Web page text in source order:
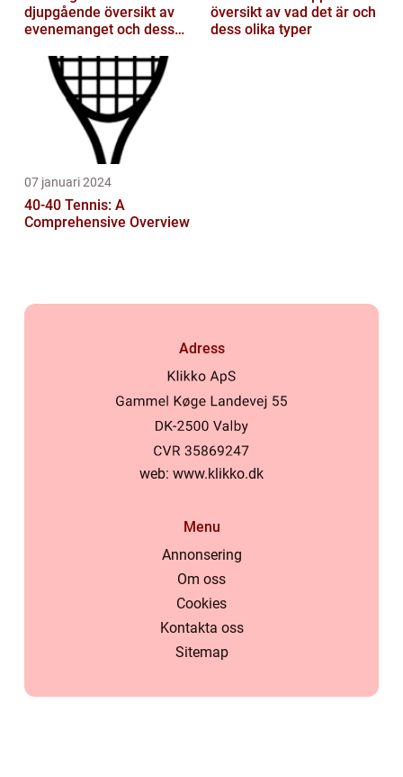
djupgående översikt av
evenemanget och dess
längdskidåkning...
översikt av vad det är och
dess olika typer
07 januari 2024
40-40 Tennis: A
Comprehensive Overview
Adress
web: www.klikko.dk
Menu
Annonsering
Om oss
Cookies
Kontakta oss
Sitemap